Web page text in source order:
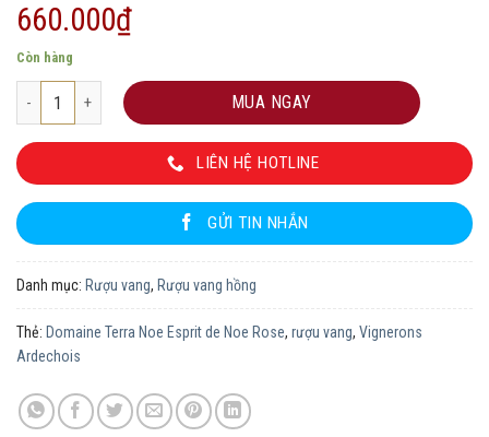
660.000₫
Còn hàng
Domaine Terra Noe Esprit de Noe Rose số lượng
MUA NGAY
LIÊN HỆ HOTLINE
GỬI TIN NHẮN
Danh mục: Rượu vang, Rượu vang hồng
Thẻ: Domaine Terra Noe Esprit de Noe Rose, rượu vang, Vignerons
Ardechois